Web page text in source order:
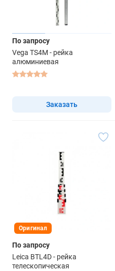
По запросу
Vega TS4M - рейка
алюминиевая
Заказать
Оригинал
По запросу
Leica BTL4D - рейка
телескопическая